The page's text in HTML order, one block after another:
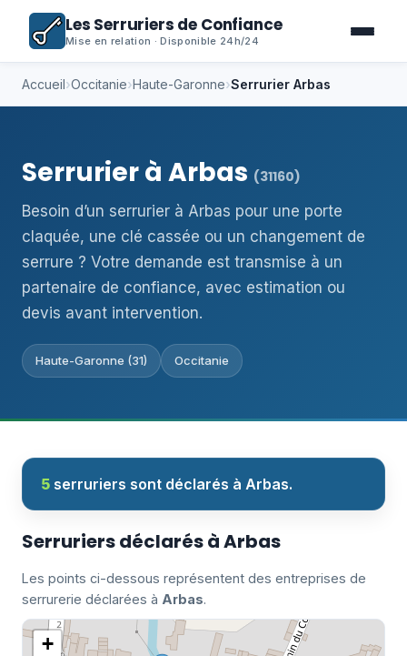
Les Serruriers de Confiance
Mise en relation · Disponible 24h/24
Accueil›Occitanie›Haute-Garonne›Serrurier Arbas
Serrurier à Arbas (31160)
Besoin d’un serrurier à Arbas pour une porte
claquée, une clé cassée ou un changement de
serrure ? Votre demande est transmise à un
partenaire de confiance, avec estimation ou
devis avant intervention.
Haute-Garonne (31) Occitanie
5 serruriers sont déclarés à Arbas.
Serruriers déclarés à Arbas
Les points ci-dessous représentent des entreprises de
serrurerie déclarées à Arbas.
+